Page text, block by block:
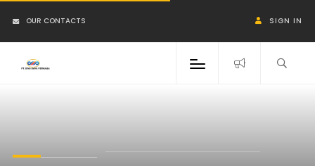
OUR CONTACTS SIGN IN